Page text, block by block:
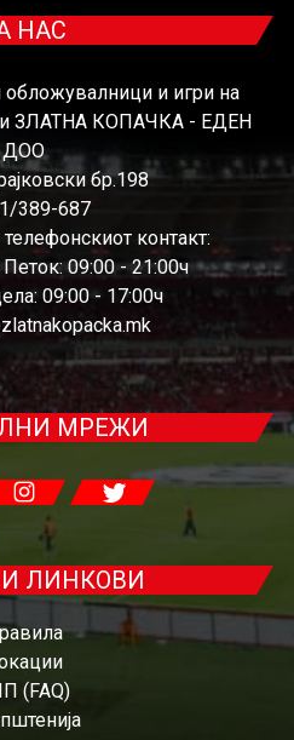
НАС
и игри на
ЗЛАТНА КОПАЧКА - ЕДЕН
ДОО
бр.198
389-687
контакт:
09:00 - 21:00ч
09:00 - 17:00ч
МРЕЖИ
ЛИНКОВИ
(FAQ)